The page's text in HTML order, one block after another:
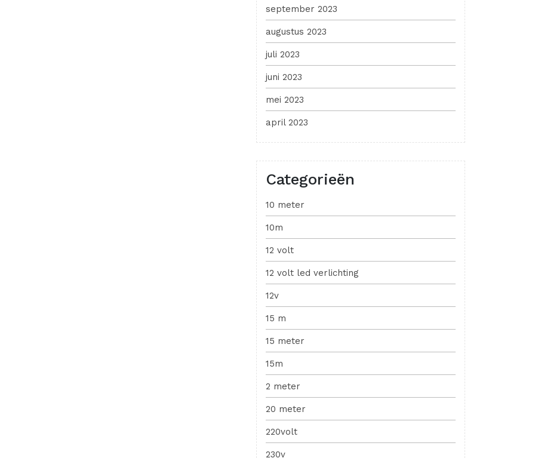
september 2023
augustus 2023
juli 2023
juni 2023
mei 2023
april 2023
Categorieën
10 meter
10m
12 volt
12 volt led verlichting
12v
15 m
15 meter
15m
2 meter
20 meter
220volt
230v